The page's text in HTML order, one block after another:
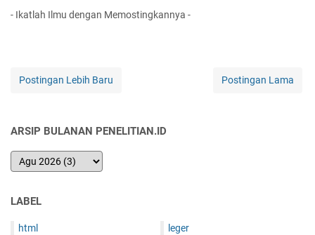
- Ikatlah Ilmu dengan Memostingkannya -
Postingan Lebih Baru Postingan Lama
ARSIP BULANAN PENELITIAN.ID
LABEL
html
leger